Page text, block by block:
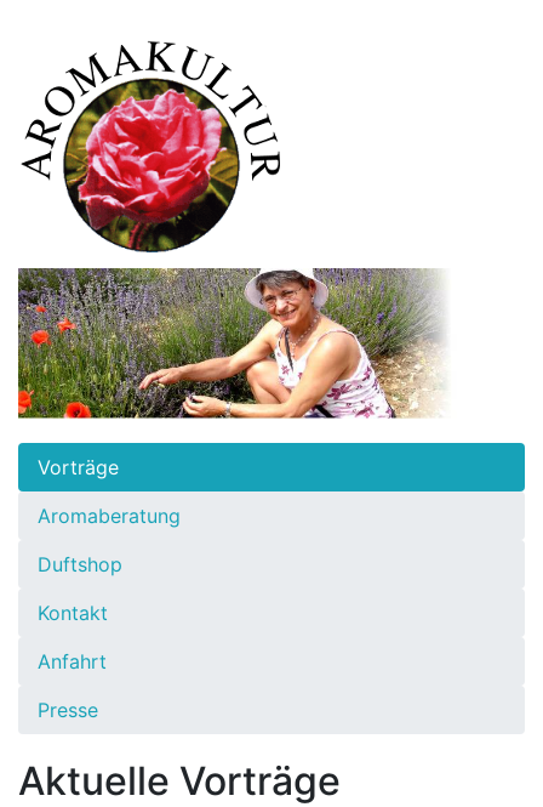
Vorträge
Aromaberatung
Duftshop
Kontakt
Anfahrt
Presse
Aktuelle Vorträge